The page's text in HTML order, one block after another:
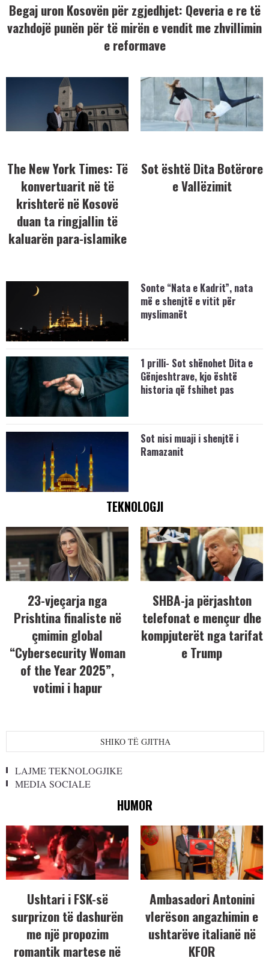
Begaj uron Kosovën për zgjedhjet: Qeveria e re të
vazhdojë punën për të mirën e vendit me zhvillimin
e reformave
The New York Times: Të
konvertuarit në të
krishterë në Kosovë
duan ta ringjallin të
kaluarën para-islamike
Sot është Dita Botërore
e Vallëzimit
Sonte “Nata e Kadrit”, nata
më e shenjtë e vitit për
myslimanët
1 prilli- Sot shënohet Dita e
Gënjeshtrave, kjo është
historia që fshihet pas
Sot nisi muaji i shenjtë i
Ramazanit
TEKNOLOGJI
23-vjeçarja nga
Prishtina finaliste në
çmimin global
“Cybersecurity Woman
of the Year 2025”,
votimi i hapur
SHBA-ja përjashton
telefonat e mençur dhe
kompjuterët nga tarifat
e Trump
SHIKO TË GJITHA
LAJME TEKNOLOGJIKE
MEDIA SOCIALE
HUMOR
Ushtari i FSK-së
surprizon të dashurën
me një propozim
romantik martese në
Ambasadori Antonini
vlerëson angazhimin e
ushtarëve italianë në
KFOR